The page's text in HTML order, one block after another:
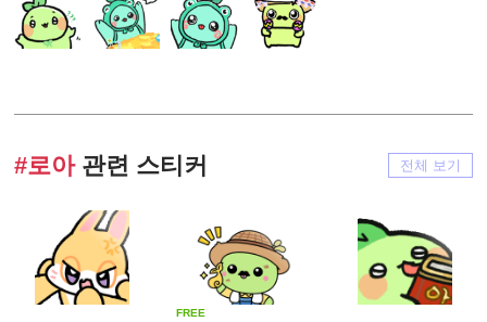
#로아관련 스티커 전체 보기
FREE